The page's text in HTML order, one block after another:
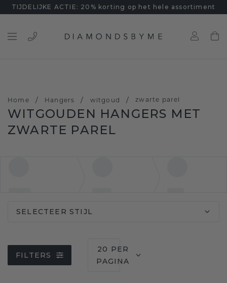
TIJDELIJKE ACTIE: 20% korting op het hele assortiment
Home / Hangers / witgoud / zwarte parel
WITGOUDEN HANGERS MET
ZWARTE PAREL
SELECTEER STIJL
FILTERS
20 PER
PAGINA